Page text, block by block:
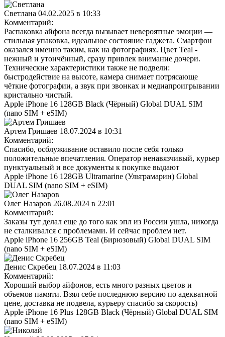
Светлана 04.02.2025 в 10:33
Комментарий:
Распаковка айфона всегда вызывает невероятные эмоции —
стильная упаковка, идеальное состояние гаджета. Смартфон
оказался именно таким, как на фотографиях. Цвет Teal -
нежный и утончённый, сразу привлек внимание дочери.
Технические характеристики также не подвели:
быстродействие на высоте, камера снимает потрясающе
чёткие фотографии, а звук при звонках и медиапроигрывании
кристально чистый.
Apple iPhone 16 128GB Black (Чёрный) Global DUAL SIM
(nano SIM + eSIM)
Артем Гришаев 18.07.2024 в 10:31
Комментарий:
Спасибо, осблуживание оставило после себя только
положительные впечатления. Оператор ненавязчивый, курьер
пунктуальный и все документы к покупке выдают
Apple iPhone 16 128GB Ultramarine (Ультрамарин) Global
DUAL SIM (nano SIM + eSIM)
Олег Назаров 26.08.2024 в 22:01
Комментарий:
Заказы тут делал еще до того как эпл из России ушла, никогда
не сталкивался с проблемами. И сейчас проблем нет.
Apple iPhone 16 256GB Teal (Бирюзовый) Global DUAL SIM
(nano SIM + eSIM)
Денис Скребец 18.07.2024 в 11:03
Комментарий:
Хороший выбор айфонов, есть много разных цветов и
объемов памяти. Взял себе последнюю версию по адекватной
цене, доставка не подвела, курьеру спасибо за скорость)
Apple iPhone 16 Plus 128GB Black (Чёрный) Global DUAL SIM
(nano SIM + eSIM)